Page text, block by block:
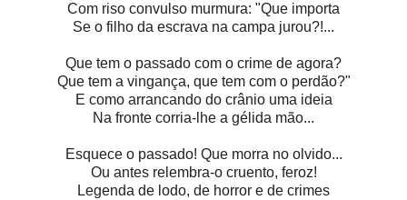
Com riso convulso murmura: "Que importa
Se o filho da escrava na campa jurou?!...
Que tem o passado com o crime de agora?
Que tem a vingança, que tem com o perdão?"
E como arrancando do crânio uma ideia
Na fronte corria-lhe a gélida mão...
Esquece o passado! Que morra no olvido...
Ou antes relembra-o cruento, feroz!
Legenda de lodo, de horror e de crimes